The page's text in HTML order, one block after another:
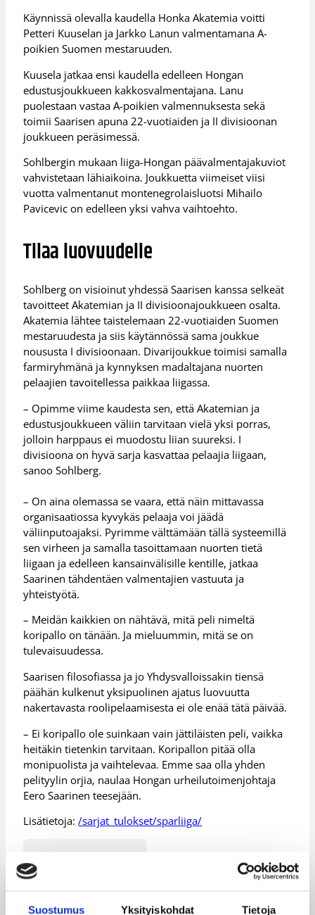
Suostumus Yksityiskohdat Tietoja
Käynnissä olevalla kaudella Honka Akatemia voitti
Petteri Kuuselan ja Jarkko Lanun valmentamana A-
poikien Suomen mestaruuden.
Kuusela jatkaa ensi kaudella edelleen Hongan
edustusjoukkueen kakkosvalmentajana. Lanu
puolestaan vastaa A-poikien valmennuksesta sekä
toimii Saarisen apuna 22-vuotiaiden ja II divisioonan
joukkueen peräsimessä.
Sohlbergin mukaan liiga-Hongan päävalmentajakuviot
vahvistetaan lähiaikoina. Joukkuetta viimeiset viisi
vuotta valmentanut montenegrolaisluotsi Mihailo
Pavicevic on edelleen yksi vahva vaihtoehto.
Tilaa luovuudelle
Sohlberg on visioinut yhdessä Saarisen kanssa selkeät
tavoitteet Akatemian ja II divisioonajoukkueen osalta.
Akatemia lähtee taistelemaan 22-vuotiaiden Suomen
mestaruudesta ja siis käytännössä sama joukkue
noususta I divisioonaan. Divarijoukkue toimisi samalla
farmiryhmänä ja kynnyksen madaltajana nuorten
pelaajien tavoitellessa paikkaa liigassa.
– Opimme viime kaudesta sen, että Akatemian ja
edustusjoukkueen väliin tarvitaan vielä yksi porras,
jolloin harppaus ei muodostu liian suureksi. I
divisioona on hyvä sarja kasvattaa pelaajia liigaan,
sanoo Sohlberg.
– On aina olemassa se vaara, että näin mittavassa
organisaatiossa kyvykäs pelaaja voi jäädä
väliinputoajaksi. Pyrimme välttämään tällä systeemillä
sen virheen ja samalla tasoittamaan nuorten tietä
liigaan ja edelleen kansainvälisille kentille, jatkaa
Saarinen tähdentäen valmentajien vastuuta ja
yhteistyötä.
– Meidän kaikkien on nähtävä, mitä peli nimeltä
koripallo on tänään. Ja mieluummin, mitä se on
tulevaisuudessa.
Saarisen filosofiassa ja jo Yhdysvalloissakin tiensä
päähän kulkenut yksipuolinen ajatus luovuutta
nakertavasta roolipelaamisesta ei ole enää tätä päivää.
– Ei koripallo ole suinkaan vain jättiläisten peli, vaikka
heitäkin tietenkin tarvitaan. Koripallon pitää olla
monipuolista ja vaihtelevaa. Emme saa olla yhden
pelityylin orjia, naulaa Hongan urheilutoimenjohtaja
Eero Saarinen teesejään.
Lisätietoja:/sarjat_tulokset/sparliiga/
Päivitetty